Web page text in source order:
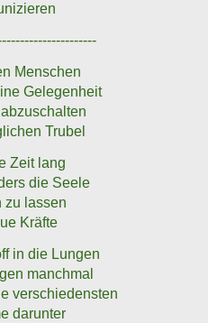
Menschen
Gelegenheit
Trubel
Zeit lang
die Seele
zu lassen
Kräfte
in die Lungen
manchmal
verschiedensten
darunter